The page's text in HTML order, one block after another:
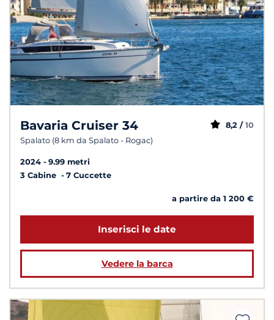
Bavaria Cruiser 34
Spalato (8 km da Spalato - Rogac)
8,2 / 10
2024
9.99 metri
3 Cabine
7 Cuccette
a partire da 1 200 €
Inserisci le date
Vedere la barca